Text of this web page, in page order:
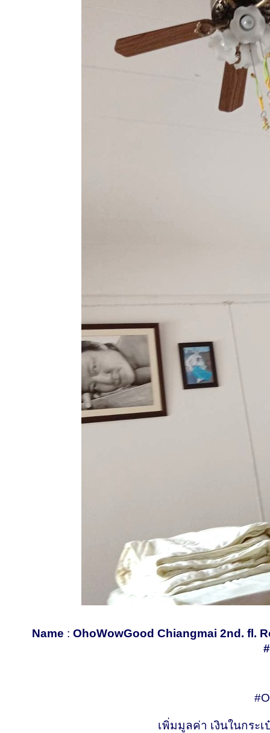
Name : OhoWowGood Chiangmai 2nd. fl.
เพิ่มมูลค่า เงินในกระ